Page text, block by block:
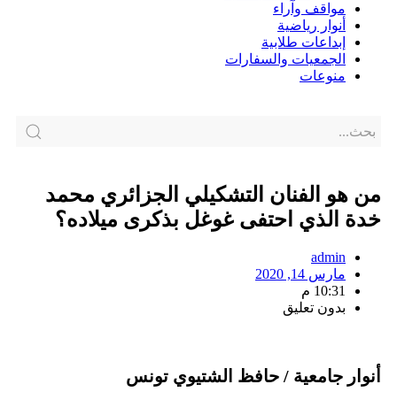
مواقف وآراء
أنوار رياضية
إبداعات طلابية
الجمعيات والسفارات
منوعات
من هو الفنان التشكيلي الجزائري محمد
خدة الذي احتفى غوغل بذكرى ميلاده؟
admin
مارس 14, 2020
10:31 م
بدون تعليق
أنوار جامعية / حافظ الشتيوي تونس